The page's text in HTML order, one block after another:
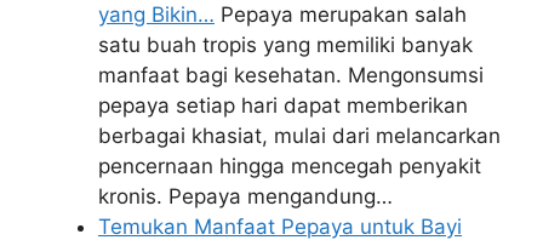
yang Bikin… Pepaya merupakan salah
satu buah tropis yang memiliki banyak
manfaat bagi kesehatan. Mengonsumsi
pepaya setiap hari dapat memberikan
berbagai khasiat, mulai dari melancarkan
pencernaan hingga mencegah penyakit
kronis. Pepaya mengandung…
Temukan Manfaat Pepaya untuk Bayi